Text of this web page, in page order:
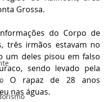
Grossa.
do Corpo de
três irmãos estavam no
um deles pisou em falso
sendo levado pela
O rapaz de 28 anos
nas águas.